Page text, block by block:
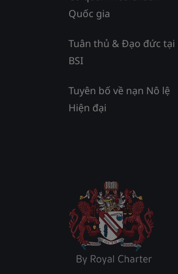
Quốc gia
Tuân thủ & Đạo đức tại
BSI
Tuyên bố về nạn Nô lệ
Hiện đại